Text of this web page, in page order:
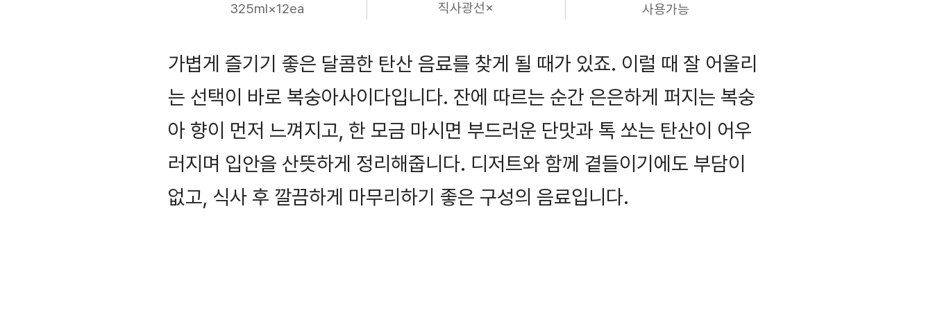
325ml×12ea 직사광선× 사용가능
가볍게 즐기기 좋은 달콤한 탄산 음료를 찾게 될 때가 있죠. 이럴 때 잘 어울리
는 선택이 바로 복숭아사이다입니다. 잔에 따르는 순간 은은하게 퍼지는 복숭
아 향이 먼저 느껴지고, 한 모금 마시면 부드러운 단맛과 톡 쏘는 탄산이 어우
러지며 입안을 산뜻하게 정리해줍니다. 디저트와 함께 곁들이기에도 부담이
없고, 식사 후 깔끔하게 마무리하기 좋은 구성의 음료입니다.